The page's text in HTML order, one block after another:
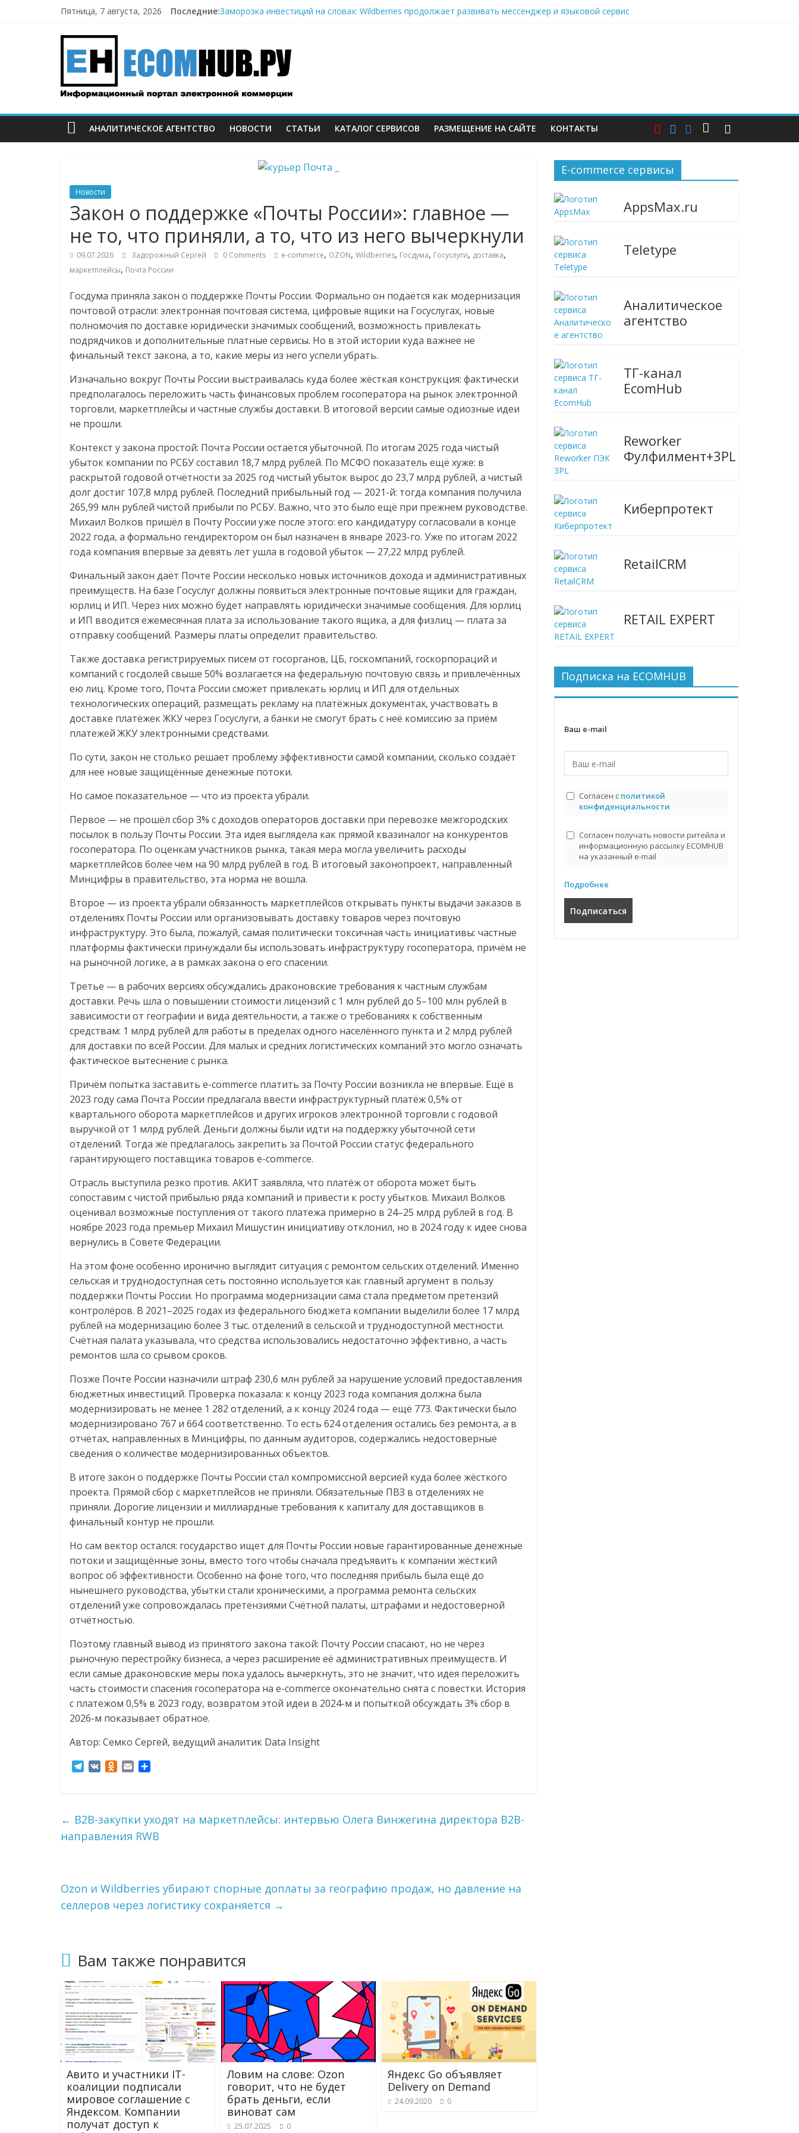
содержимому
Пятница, 7 августа, 2026 Последние:Заморозка инвестиций на словах: Wildberries продолжает развивать мессенджер и языковой сервис
«Зоомаркет» Ленты нарастил продажи на 37% в 2026
67,4% селлеров Wildberries уже имеют альтернативу или начали её искать
ECOMHUB
—
о
E-
Commerce,
омниканальном
ритейле,
логистике,
технологиях,
соцсетях
об
онлайн-
торговле,
сервисах
Commerce,
ритейле,
логистике,
технологиях,
соцсетях.
Нам
важно,
знать
как
Сеть
меняет
жизнь
людей
изменения
читателем.
АНАЛИТИЧЕСКОЕ АГЕНТСТВО НОВОСТИ СТАТЬИ КАТАЛОГ СЕРВИСОВ РАЗМЕЩЕНИЕ НА САЙТЕ КОНТАКТЫ
Новости
Закон о поддержке «Почты России»: главное —
не то, что приняли, а то, что из него вычеркнули
09.07.2026 Задорожный Сергей 0 Comments e-commerce, OZON, Wildberries, Госдума, Госуслуги, доставка,
маркетплейсы, Почта России
Госдума приняла закон о поддержке Почты России. Формально он подаётся как модернизация
почтовой отрасли: электронная почтовая система, цифровые ящики на Госуслугах, новые
полномочия по доставке юридически значимых сообщений, возможность привлекать
подрядчиков и дополнительные платные сервисы. Но в этой истории куда важнее не
финальный текст закона, а то, какие меры из него успели убрать.
Изначально вокруг Почты России выстраивалась куда более жёсткая конструкция: фактически
предполагалось переложить часть финансовых проблем госоператора на рынок электронной
торговли, маркетплейсы и частные службы доставки. В итоговой версии самые одиозные идеи
не прошли.
Контекст у закона простой: Почта России остаётся убыточной. По итогам 2025 года чистый
убыток компании по РСБУ составил 18,7 млрд рублей. По МСФО показатель ещё хуже: в
раскрытой годовой отчётности за 2025 год чистый убыток вырос до 23,7 млрд рублей, а чистый
долг достиг 107,8 млрд рублей. Последний прибыльный год — 2021-й: тогда компания получила
265,99 млн рублей чистой прибыли по РСБУ. Важно, что это было ещё при прежнем руководстве.
Михаил Волков пришёл в Почту России уже после этого: его кандидатуру согласовали в конце
2022 года, а формально гендиректором он был назначен в январе 2023-го. Уже по итогам 2022
года компания впервые за девять лет ушла в годовой убыток — 27,22 млрд рублей.
Финальный закон даёт Почте России несколько новых источников дохода и административных
преимуществ. На базе Госуслуг должны появиться электронные почтовые ящики для граждан,
юрлиц и ИП. Через них можно будет направлять юридически значимые сообщения. Для юрлиц
и ИП вводится ежемесячная плата за использование такого ящика, а для физлиц — плата за
отправку сообщений. Размеры платы определит правительство.
Также доставка регистрируемых писем от госорганов, ЦБ, госкомпаний, госкорпораций и
компаний с госдолей свыше 50% возлагается на федеральную почтовую связь и привлечённых
ею лиц. Кроме того, Почта России сможет привлекать юрлиц и ИП для отдельных
технологических операций, размещать рекламу на платёжных документах, участвовать в
доставке платёжек ЖКУ через Госуслуги, а банки не смогут брать с неё комиссию за приём
платежей ЖКУ электронными средствами.
По сути, закон не столько решает проблему эффективности самой компании, сколько создаёт
для неё новые защищённые денежные потоки.
Но самое показательное — что из проекта убрали.
Первое — не прошёл сбор 3% с доходов операторов доставки при перевозке межгородских
посылок в пользу Почты России. Эта идея выглядела как прямой квазиналог на конкурентов
госоператора. По оценкам участников рынка, такая мера могла увеличить расходы
маркетплейсов более чем на 90 млрд рублей в год. В итоговый законопроект, направленный
Минцифры в правительство, эта норма не вошла.
Второе — из проекта убрали обязанность маркетплейсов открывать пункты выдачи заказов в
отделениях Почты России или организовывать доставку товаров через почтовую
инфраструктуру. Это была, пожалуй, самая политически токсичная часть инициативы: частные
платформы фактически принуждали бы использовать инфраструктуру госоператора, причём не
на рыночной логике, а в рамках закона о его спасении.
Третье — в рабочих версиях обсуждались драконовские требования к частным службам
доставки. Речь шла о повышении стоимости лицензий с 1 млн рублей до 5–100 млн рублей в
зависимости от географии и вида деятельности, а также о требованиях к собственным
средствам: 1 млрд рублей для работы в пределах одного населённого пункта и 2 млрд рублей
для доставки по всей России. Для малых и средних логистических компаний это могло означать
фактическое вытеснение с рынка.
Причём попытка заставить e-commerce платить за Почту России возникла не впервые. Ещё в
2023 году сама Почта России предлагала ввести инфраструктурный платёж 0,5% от
квартального оборота маркетплейсов и других игроков электронной торговли с годовой
выручкой от 1 млрд рублей. Деньги должны были идти на поддержку убыточной сети
отделений. Тогда же предлагалось закрепить за Почтой России статус федерального
гарантирующего поставщика товаров e-commerce.
Отрасль выступила резко против. АКИТ заявляла, что платёж от оборота может быть
сопоставим с чистой прибылью ряда компаний и привести к росту убытков. Михаил Волков
оценивал возможные поступления от такого платежа примерно в 24–25 млрд рублей в год. В
ноябре 2023 года премьер Михаил Мишустин инициативу отклонил, но в 2024 году к идее снова
вернулись в Совете Федерации.
На этом фоне особенно иронично выглядит ситуация с ремонтом сельских отделений. Именно
сельская и труднодоступная сеть постоянно используется как главный аргумент в пользу
поддержки Почты России. Но программа модернизации сама стала предметом претензий
контролёров. В 2021–2025 годах из федерального бюджета компании выделили более 17 млрд
рублей на модернизацию более 3 тыс. отделений в сельской и труднодоступной местности.
Счётная палата указывала, что средства использовались недостаточно эффективно, а часть
ремонтов шла со срывом сроков.
Позже Почте России назначили штраф 230,6 млн рублей за нарушение условий предоставления
бюджетных инвестиций. Проверка показала: к концу 2023 года компания должна была
модернизировать не менее 1 282 отделений, а к концу 2024 года — ещё 773. Фактически было
модернизировано 767 и 664 соответственно. То есть 624 отделения остались без ремонта, а в
отчётах, направленных в Минцифры, по данным аудиторов, содержались недостоверные
сведения о количестве модернизированных объектов.
В итоге закон о поддержке Почты России стал компромиссной версией куда более жёсткого
проекта. Прямой сбор с маркетплейсов не приняли. Обязательные ПВЗ в отделениях не
приняли. Дорогие лицензии и миллиардные требования к капиталу для доставщиков в
финальный контур не прошли.
Но сам вектор остался: государство ищет для Почты России новые гарантированные денежные
потоки и защищённые зоны, вместо того чтобы сначала предъявить к компании жёсткий
вопрос об эффективности. Особенно на фоне того, что последняя прибыль была ещё до
нынешнего руководства, убытки стали хроническими, а программа ремонта сельских
отделений уже сопровождалась претензиями Счётной палаты, штрафами и недостоверной
отчётностью.
Поэтому главный вывод из принятого закона такой: Почту России спасают, но не через
рыночную перестройку бизнеса, а через расширение её административных преимуществ. И
если самые драконовские меры пока удалось вычеркнуть, это не значит, что идея переложить
часть стоимости спасения госоператора на e-commerce окончательно снята с повестки. История
с платежом 0,5% в 2023 году, возвратом этой идеи в 2024-м и попыткой обсуждать 3% сбор в
2026-м показывает обратное.
Автор: Семко Сергей, ведущий аналитик Data Insight
g
r
a
O
l
a
i
i
в
и
← B2B-закупки уходят на маркетплейсы: интервью Олега Винжегина директора B2B-
направления RWB
Ozon и Wildberries убирают спорные доплаты за географию продаж, но давление на
селлеров через логистику сохраняется →
Вам также понравится
Авито и участники IT-
коалиции подписали
мировое соглашение с
Яндексом. Компании
получат доступ к
Ловим на слове: Ozon
говорит, что не будет
брать деньги, если
виноват сам
25.07.2025 0
Яндекс Go объявляет
Delivery on Demand
24.09.2020 0
E-commerce сервисы
AppsMax.ru
Teletype
Аналитическое
агентство
ТГ-канал
EcomHub
Reworker
Фулфилмент+3PL
Киберпротект
RetailCRM
RETAIL EXPERT
Подписка на ECOMHUB
Ваш e-mail
Согласен с политикой
конфиденциальности
Согласен получать новости ритейла и
информационную рассылку ECOMHUB
на указанный e-mail
Подробнее